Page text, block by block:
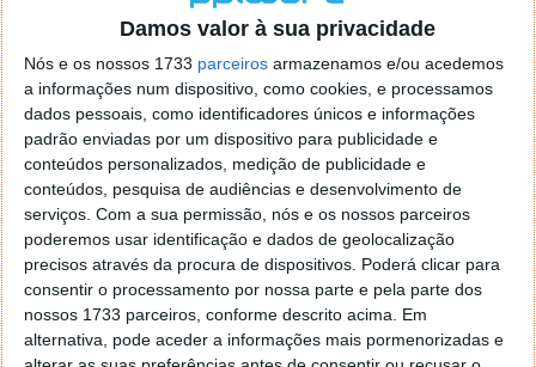
Damos valor à sua privacidade
Nós e os nossos 1733 parceiros armazenamos e/ou acedemos
a informações num dispositivo, como cookies, e processamos
dados pessoais, como identificadores únicos e informações
padrão enviadas por um dispositivo para publicidade e
conteúdos personalizados, medição de publicidade e
conteúdos, pesquisa de audiências e desenvolvimento de
serviços. Com a sua permissão, nós e os nossos parceiros
poderemos usar identificação e dados de geolocalização
precisos através da procura de dispositivos. Poderá clicar para
consentir o processamento por nossa parte e pela parte dos
nossos 1733 parceiros, conforme descrito acima. Em
alternativa, pode aceder a informações mais pormenorizadas e
firefox mas em vao. Kaso te lembres de outra dica fico
agradecido, caso contrario obrigado a mesma
Responder
Vítor M.
7 de Novembro de 2005 às 01:39
@Reporter
Desculpa mas o link funciona. Seja como for segue por mail
o MSn Messenger 8.
Responder
Vítor M.
7 de Novembro de 2005 às 11:21
@Rui
Tens de encontrar o que te falei. Faz da seguinte maneira,